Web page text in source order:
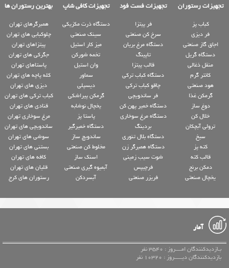
تجهیزات رستوران تجهیزات فست فود تجهیزات کافی شاپ بهترین رستوران ها
کباب پز
فر دیزی
اجاق گاز صنعتی
دستگاه گریل
منقل ذغالی
کانتر گرم
هود صنعتی
گرمکن غذا
دوغ ساز
خلال کن
ترولی آبچکان
سیخ
کته پز
قالب کته
دمکن برنج
یخچال صنعتی
فر پیتزا
سرخ کن صنعتی
دستگاه مرغ بریان
تاپینگ
قالب پیتزا
دستگاه کباب ترکی
چاقو کباب ترکی
فر ساندویچی
دستگاه خمیر پهن کن
دستگاه مرغ سوخاری
بردینگ
دستگاه بلال تنوری
دستگاه همبرگر زن
شوت سیب زمینی
فرچیپس
فریزر صنعتی
دستگاه ذرت مکزیکی
سینک صنعتی
میز کار استیل
تخمه شورکن
وان استیل
سماور
دیسپلی
گرمکن پیراشکی
یخچال نوشابه
پاستا پز
دستگاه خمیرگیر
ساندویچ ساز
مخلوط کن صنعتی
اسنک ساز
آبمیوه گیری صنعتی
آبسردکن
همبرگرهای تهران
چلوکبابی های تهران
پیتزاهای تهران
جگرکی های تهران
پاستاهای تهران
کله پاچه های تهران
دیزی های تهران
کباب ترکی های تهران
قنادی های تهران
مرغ سوخاری تهران
ساندویچی های تهران
سوشی های تهران
بستنی های تهران
کافه های تهران
قلیان های تهران
رستوران های کرج
آمار
بـازدیدکنندگان امــــروز : 3540 نفر
بازدیدکنندگان دیـــــروز : 10320 نفر